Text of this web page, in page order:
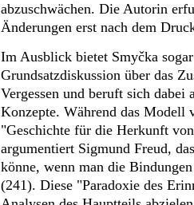
abzuschwächen. Die Autorin
Änderungen erst nach dem
Im Ausblick bietet Smyčka
Grundsatzdiskussion über das
Vergessen und beruft sich
Konzepte. Während das Modell
"Geschichte für die Herkunft
argumentiert Sigmund Freud,
könne, wenn man die
(241). Diese "Paradoxie des